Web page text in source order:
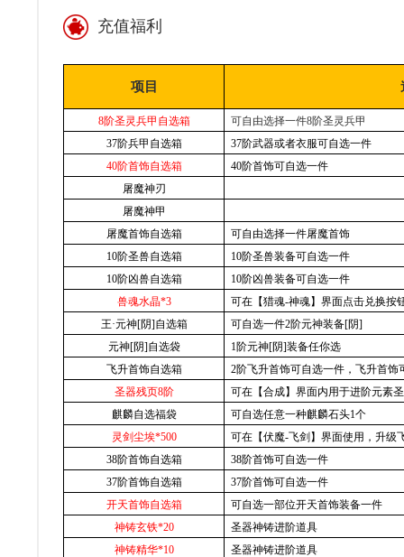
充值福利
项目
8阶圣灵兵甲自选箱
可自由选择一件8阶圣灵兵甲
37阶兵甲自选箱 37阶武器或者衣服可自选一件
40阶首饰自选箱 40阶首饰可自选一件
屠魔神刃
屠魔神甲
屠魔首饰自选箱
可自由选择一件屠魔首饰
10阶圣兽自选箱 10阶圣兽装备可自选一件
10阶凶兽自选箱 10阶凶兽装备可自选一件
兽魂水晶*3
可在【猎魂-神魂】界面点击兑换按
王·元神[阴]自选箱
可自选一件2阶元神装备[阴]
元神[阴]自选袋
1阶元神[阴]装备任你选
飞升首饰自选箱
2阶飞升首饰可自选一件，飞升首
圣器残页8阶
可在【合成】界面内用于进阶元素
麒麟自选福袋
可自选任意一种麒麟石头1个
灵剑尘埃*500
可在【伏魔-飞剑】界面使用，升级
38阶首饰自选箱 38阶首饰可自选一件
37阶首饰自选箱 37阶首饰可自选一件
开天首饰自选箱
可自选一部位开天首饰装备一件
神铸玄铁*20
圣器神铸进阶道具
神铸精华*10
圣器神铸进阶道具